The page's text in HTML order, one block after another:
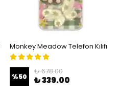
Monkey Meadow Telefon Kılıfı
%50
₺ 678.00
₺ 339.00